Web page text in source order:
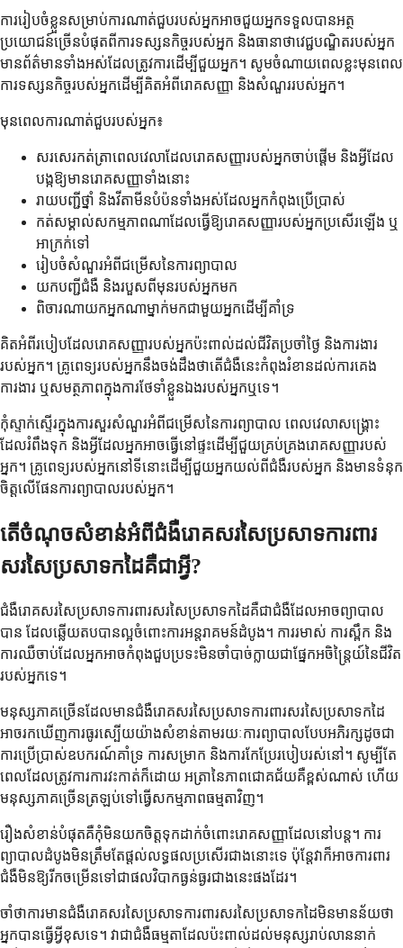
ការរៀបចំខ្លួនសម្រាប់ការណាត់ជួបរបស់អ្នកអាចជួយអ្នកទទួលបានអត្ថ
ប្រយោជន៍ច្រើនបំផុតពីការទស្សនកិច្ចរបស់អ្នក និងធានាថាវេជ្ជបណ្ឌិតរបស់អ្នក
មានព័ត៌មានទាំងអស់ដែលត្រូវការដើម្បីជួយអ្នក។ សូមចំណាយពេលខ្លះមុនពេល
ការទស្សនកិច្ចរបស់អ្នកដើម្បីគិតអំពីរោគសញ្ញា និងសំណួររបស់អ្នក។
មុនពេលការណាត់ជួបរបស់អ្នក៖
សរសេរកត់ត្រាពេលវេលាដែលរោគសញ្ញារបស់អ្នកចាប់ផ្ដើម និងអ្វីដែល
បង្កឱ្យមានរោគសញ្ញាទាំងនោះ
រាយបញ្ជីថ្នាំ និងវីតាមីនបំប៉នទាំងអស់ដែលអ្នកកំពុងប្រើប្រាស់
កត់សម្គាល់សកម្មភាពណាដែលធ្វើឱ្យរោគសញ្ញារបស់អ្នកប្រសើរឡើង ឬ
អាក្រក់ទៅ
រៀបចំសំណួរអំពីជម្រើសនៃការព្យាបាល
យកបញ្ជីជំងឺ និងរបួសពីមុនរបស់អ្នកមក
ពិចារណាយកអ្នកណាម្នាក់មកជាមួយអ្នកដើម្បីគាំទ្រ
គិតអំពីរបៀបដែលរោគសញ្ញារបស់អ្នកប៉ះពាល់ដល់ជីវិតប្រចាំថ្ងៃ និងការងារ
របស់អ្នក។ គ្រូពេទ្យរបស់អ្នកនឹងចង់ដឹងថាតើជំងឺនេះកំពុងរំខានដល់ការគេង
ការងារ ឬសមត្ថភាពក្នុងការថែទាំខ្លួនឯងរបស់អ្នកឬទេ។
កុំស្ទាក់ស្ទើរក្នុងការសួរសំណួរអំពីជម្រើសនៃការព្យាបាល ពេលវេលាសង្គ្រោះ
ដែលរំពឹងទុក និងអ្វីដែលអ្នកអាចធ្វើនៅផ្ទះដើម្បីជួយគ្រប់គ្រងរោគសញ្ញារបស់
អ្នក។ គ្រូពេទ្យរបស់អ្នកនៅទីនោះដើម្បីជួយអ្នកយល់ពីជំងឺរបស់អ្នក និងមានទំនុក
ចិត្តលើផែនការព្យាបាលរបស់អ្នក។
តើចំណុចសំខាន់អំពីជំងឺរោគសរសៃប្រសាទការពារ
សរសៃប្រសាទកដៃគឺជាអ្វី?
ជំងឺរោគសរសៃប្រសាទការពារសរសៃប្រសាទកដៃគឺជាជំងឺដែលអាចព្យាបាល
បាន ដែលឆ្លើយតបបានល្អចំពោះការអន្តរាគមន៍ដំបូង។ ការរមាស់ ការស្ពឹក និង
ការឈឺចាប់ដែលអ្នកអាចកំពុងជួបប្រទះមិនចាំបាច់ក្លាយជាផ្នែកអចិន្ត្រៃយ៍នៃជីវិត
របស់អ្នកទេ។
មនុស្សភាគច្រើនដែលមានជំងឺរោគសរសៃប្រសាទការពារសរសៃប្រសាទកដៃ
អាចរកឃើញការធូរស្បើយយ៉ាងសំខាន់តាមរយៈការព្យាបាលបែបអភិរក្សដូចជា
ការប្រើប្រាស់ឧបករណ៍គាំទ្រ ការសម្រាក និងការកែប្រែរបៀបរស់នៅ។ សូម្បីតែ
ពេលដែលត្រូវការការវះកាត់ក៏ដោយ អត្រានៃភាពជោគជ័យគឺខ្ពស់ណាស់ ហើយ
មនុស្សភាគច្រើនត្រឡប់ទៅធ្វើសកម្មភាពធម្មតាវិញ។
រឿងសំខាន់បំផុតគឺកុំមិនយកចិត្តទុកដាក់ចំពោះរោគសញ្ញាដែលនៅបន្ត។ ការ
ព្យាបាលដំបូងមិនត្រឹមតែផ្តល់លទ្ធផលប្រសើរជាងនោះទេ ប៉ុន្តែវាក៏អាចការពារ
ជំងឺមិនឱ្យរីកចម្រើនទៅជាផលវិបាកធ្ងន់ធ្ងរជាងនេះផងដែរ។
ចាំថាការមានជំងឺរោគសរសៃប្រសាទការពារសរសៃប្រសាទកដៃមិនមានន័យថា
អ្នកបានធ្វើអ្វីខុសទេ។ វាជាជំងឺធម្មតាដែលប៉ះពាល់ដល់មនុស្សរាប់លាននាក់